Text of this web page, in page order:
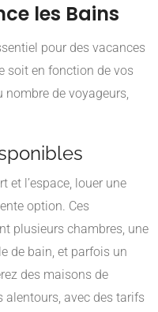
les Bains
pour des vacances
soit en fonction de vos
nombre de voyageurs,
et l’espace, louer une
option. Ces
plusieurs chambres, une
de bain, et parfois un
des maisons de
alentours, avec des tarifs